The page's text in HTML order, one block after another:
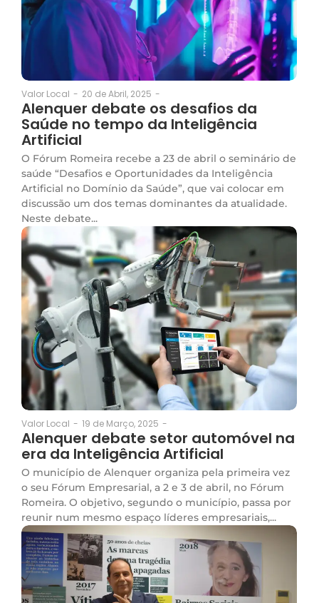
Valor Local - 20 de Abril, 2025 -
Alenquer debate os desafios da
Saúde no tempo da Inteligência
Artificial
O Fórum Romeira recebe a 23 de abril o seminário de
saúde “Desafios e Oportunidades da Inteligência
Artificial no Domínio da Saúde”, que vai colocar em
discussão um dos temas dominantes da atualidade.
Neste debate...
Valor Local - 19 de Março, 2025 -
Alenquer debate setor automóvel na
era da Inteligência Artificial
O município de Alenquer organiza pela primeira vez
o seu Fórum Empresarial, a 2 e 3 de abril, no Fórum
Romeira. O objetivo, segundo o município, passa por
reunir num mesmo espaço líderes empresariais,...